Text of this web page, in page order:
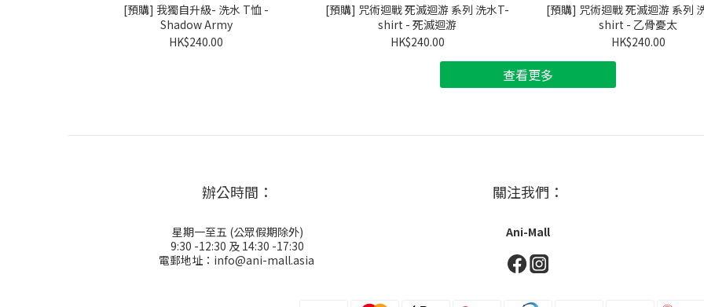
[預購] 我獨自升級- 洗水 T恤 -
Shadow Army
HK$240.00
[預購] 咒術迴戰 死滅迴游 系列 洗水T-
shirt - 死滅迴游
HK$240.00
[預購] 咒術迴戰 死滅迴游 系列
shirt - 乙骨憂太
HK$240.00
查看更多
辦公時間：
星期一至五 (公眾假期除外)
9:30 -12:30 及 14:30 -17:30
電郵地址：info@ani-mall.asia
關注我們：
Ani-Mall